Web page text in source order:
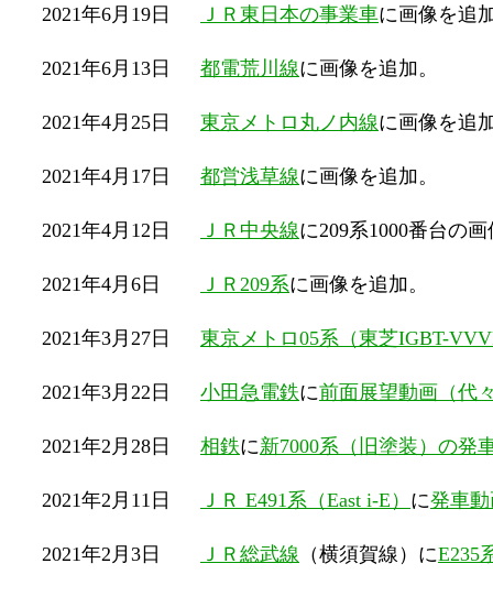
2021年6月19日 ＪＲ東日本の事業車に画像を追
2021年6月13日 都電荒川線に画像を追加。
2021年4月25日 東京メトロ丸ノ内線に画像を追
2021年4月17日 都営浅草線に画像を追加。
2021年4月12日 ＪＲ中央線に209系1000番台の
2021年4月6日 ＪＲ209系に画像を追加。
2021年3月27日 東京メトロ05系（東芝IGBT-
2021年3月22日 小田急電鉄に前面展望動画（代
2021年2月28日 相鉄に新7000系（旧塗装）の発
2021年2月11日 ＪＲ E491系（East i-E） に発車
2021年2月3日 ＪＲ総武線 （横須賀線）にE235